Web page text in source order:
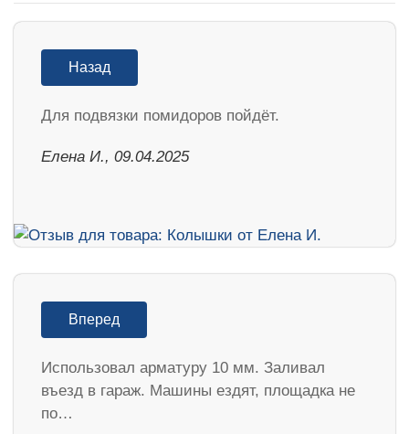
Назад
Для подвязки помидоров пойдёт.
Елена И., 09.04.2025
Вперед
Использовал арматуру 10 мм. Заливал
въезд в гараж. Машины ездят, площадка не
по…